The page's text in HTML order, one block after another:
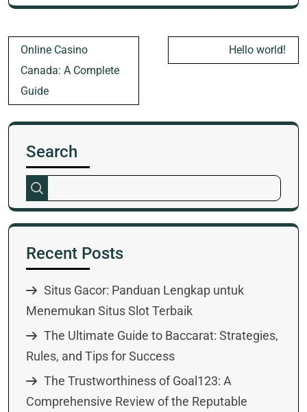
Post
navigation
Online Casino
Canada: A Complete
Guide
Hello world!
Search
Recent Posts
Situs Gacor: Panduan Lengkap untuk
Menemukan Situs Slot Terbaik
The Ultimate Guide to Baccarat: Strategies,
Rules, and Tips for Success
The Trustworthiness of Goal123: A
Comprehensive Review of the Reputable